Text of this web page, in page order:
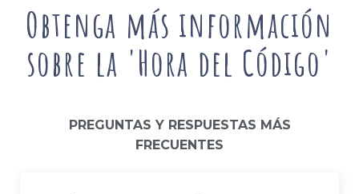
Obtenga más información
sobre la 'Hora del Código'
PREGUNTAS Y RESPUESTAS MÁS
FRECUENTES